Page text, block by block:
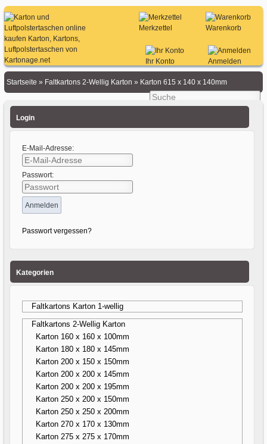
Warenkorb
Merkzettel
Anmelden
Ihr Konto
Startseite » Faltkartons 2-Wellig Karton » Karton 615 x 140 x 140mm
Login
E-Mail-Adresse:
Passwort:
Passwort vergessen?
Kategorien
Faltkartons Karton 1-wellig
Faltkartons 2-Wellig Karton
Karton 160 x 160 x 100mm
Karton 180 x 180 x 145mm
Karton 200 x 150 x 150mm
Karton 200 x 200 x 145mm
Karton 200 x 200 x 195mm
Karton 250 x 200 x 150mm
Karton 250 x 250 x 200mm
Karton 270 x 170 x 130mm
Karton 275 x 275 x 170mm